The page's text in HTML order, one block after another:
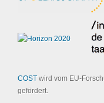
COSTwird vom EU-
gefördert.